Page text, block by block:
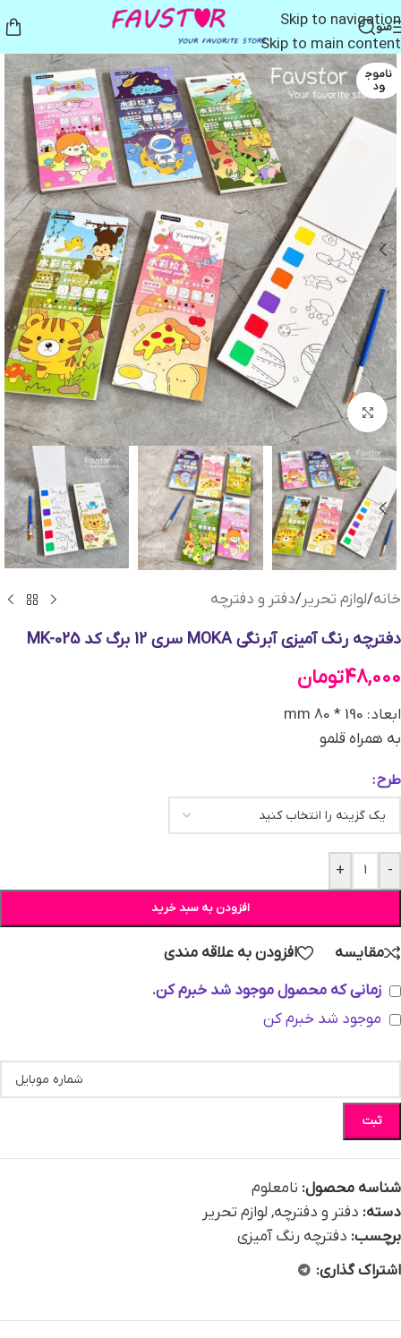
Skip to navigation
Skip to main content
منو
ناموج
ود
بزرگنمایی تصویر
خانه/لوازم تحریر/دفتر و دفترچه
دفترچه رنگ آمیزی آبرنگی MOKA سری 12 برگ کد MK-025
48,000تومان
ابعاد: 190 * 80 mm
به همراه قلمو
طرح
-
+
افزودن به سبد خرید
مقایسه
افزودن به علاقه مندی
زمانی که محصول موجود شد خبرم کن.
موجود شد خبرم کن
ثبت
شناسه محصول: نامعلوم
دسته: دفتر و دفترچه, لوازم تحریر
برچسب: دفترچه رنگ آمیزی
اشتراک گذاری: